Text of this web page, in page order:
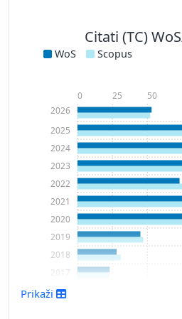
Citati (TC)
WoS Scopus
2016
2017
2018
2019
2020
2021
2022
2023
2024
2025
2026
0 25 50
Prikaži